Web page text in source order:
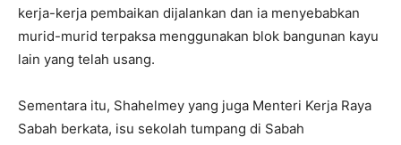
kerja-kerja pembaikan dijalankan dan ia menyebabkan
murid-murid terpaksa menggunakan blok bangunan kayu
lain yang telah usang.
Sementara itu, Shahelmey yang juga Menteri Kerja Raya
Sabah berkata, isu sekolah tumpang di Sabah